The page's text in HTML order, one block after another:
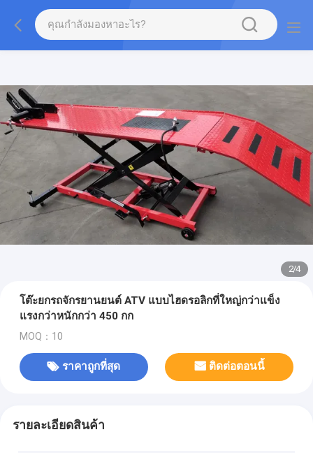
2/4
โต๊ะยกรถจักรยานยนต์ ATV แบบไฮดรอลิกที่ใหญ่กว่าแข็ง
แรงกว่าหนักกว่า 450 กก
MOQ：10
ราคาถูกที่สุด ติดต่อตอนนี้
รายละเอียดสินค้า